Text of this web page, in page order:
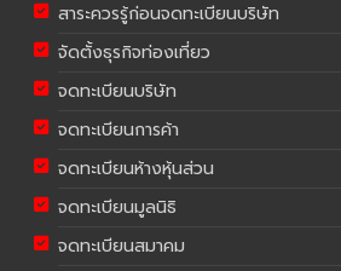
สาระควรรู้ก่อนจดทะเบียนบริษัท
จัดตั้งธุรกิจท่องเที่ยว
จดทะเบียนบริษัท
จดทะเบียนการค้า
จดทะเบียนห้างหุ้นส่วน
จดทะเบียนมูลนิธิ
จดทะเบียนสมาคม